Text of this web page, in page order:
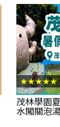
★★★★★
茂林學園
水闖關泡